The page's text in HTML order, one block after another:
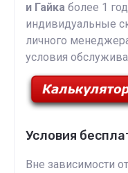
и Гайка более 1
индивидуальные
личного
условия
Условия
Вне зависимости